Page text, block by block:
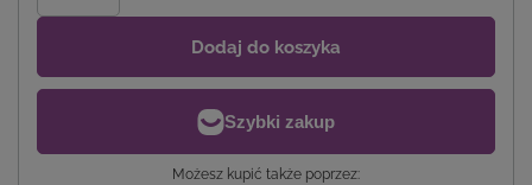
Dodaj do koszyka
Możesz kupić także poprzez: